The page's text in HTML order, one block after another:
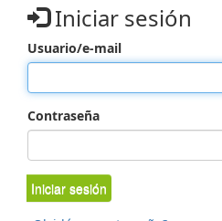
Iniciar sesión
Usuario/e-mail
Contraseña
Iniciar sesión